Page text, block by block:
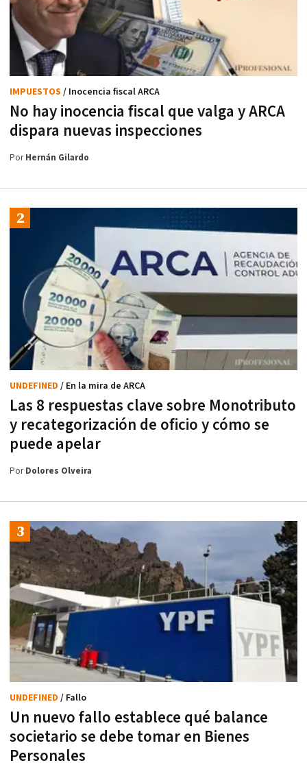
No hay inocencia fiscal que valga y ARCA
dispara nuevas inspecciones
IMPUESTOS / Inocencia fiscal ARCA
PorHernán Gilardo
Las 8 respuestas clave sobre Monotributo
y recategorización de oficio y cómo se
puede apelar
UNDEFINED / En la mira de ARCA
PorDolores Olveira
Un nuevo fallo establece qué balance
societario se debe tomar en Bienes
Personales
UNDEFINED / Fallo